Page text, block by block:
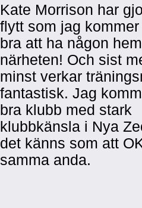
Kate Morrison har
flytt som jag kommer
bra att ha någon
närheten! Och sist
minst verkar
fantastisk. Jag
bra klubb med stark
klubbkänsla i Nya
det känns som att
samma anda.